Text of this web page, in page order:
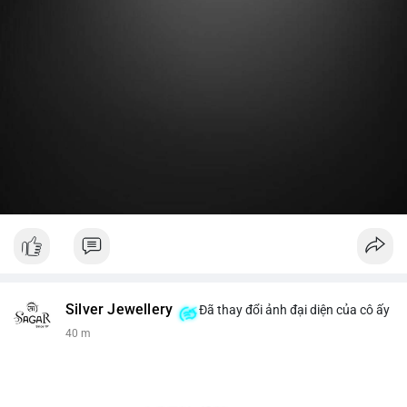
Silver Jewellery Đã thay đổi ảnh đại diện của cô ấy
40 m